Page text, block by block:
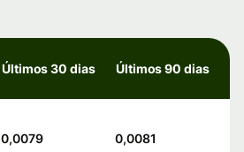
Últimos 30 dias Últimos 90 dias
0,0079 0,0081